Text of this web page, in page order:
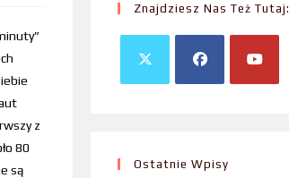
z
80
są
Znajdziesz Nas Też Tutaj:
Ostatnie Wpisy